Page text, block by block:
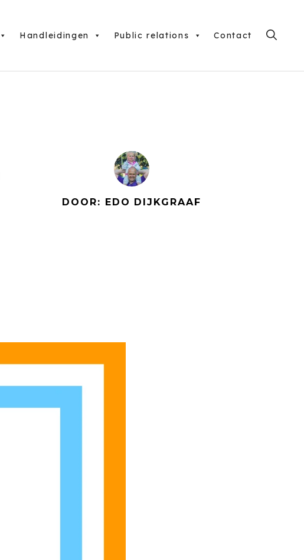
Handleidingen Public relations Contact
DOOR: EDO DIJKGRAAF